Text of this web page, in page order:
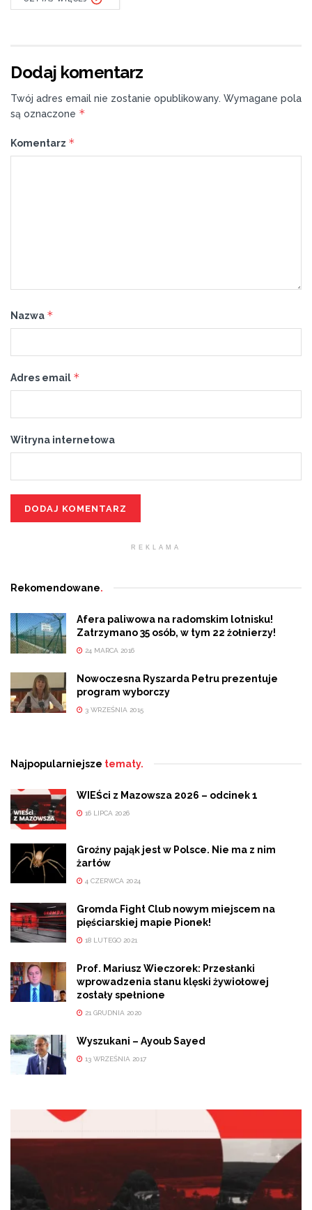
Dodaj komentarz
Twój adres email nie zostanie opublikowany. Wymagane pola
są oznaczone *
Komentarz *
Nazwa *
Adres email *
Witryna internetowa
REKLAMA
Rekomendowane.
Afera paliwowa na radomskim lotnisku!
Zatrzymano 35 osób, w tym 22 żołnierzy!
24 MARCA 2016
Nowoczesna Ryszarda Petru prezentuje
program wyborczy
3 WRZEŚNIA 2015
Najpopularniejsze tematy.
WIEŚci z Mazowsza 2026 – odcinek 1
16 LIPCA 2026
Groźny pająk jest w Polsce. Nie ma z nim
żartów
4 CZERWCA 2024
Gromda Fight Club nowym miejscem na
pięściarskiej mapie Pionek!
18 LUTEGO 2021
Prof. Mariusz Wieczorek: Przesłanki
wprowadzenia stanu klęski żywiołowej
zostały spełnione
21 GRUDNIA 2020
Wyszukani – Ayoub Sayed
13 WRZEŚNIA 2017